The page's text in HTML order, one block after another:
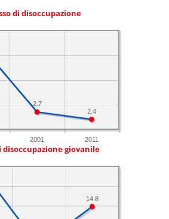
di disoccupazione
2001 2011
2.4
2.7
disoccupazione giovanile
14.8